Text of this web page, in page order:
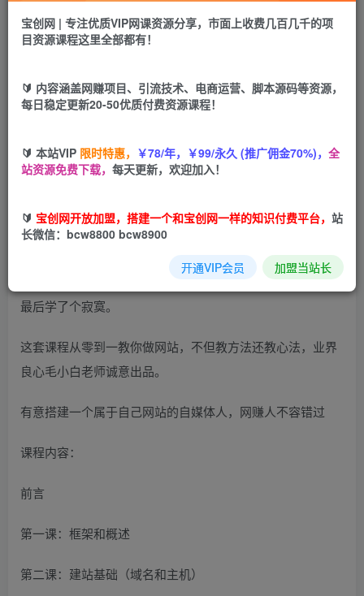
宝币9.9 宝币 19.9
立即购买
过
很多网上教你做网站的课程收费好几千。
最后学了个寂寞。
这套课程从零到一教你做网站，不但教方法还教心法，业界
良心毛小白老师诚意出品。
有意搭建一个属于自己网站的自媒体人，网赚人不容错过
课程内容：
前言
第一课：框架和概述
第二课：建站基础（域名和主机）
宝创网 | 专注优质VIP网课资源分享，市面上收费几百几千的项
目资源课程这里全部都有！
🔰 内容涵盖网赚项目、引流技术、电商运营、脚本源码等资源，
每日稳定更新20-50优质付费资源课程！
🔰 本站VIP 限时特惠， ￥78/年，￥99/永久 (推广佣金70%)， 全
站资源免费下载， 每天更新，欢迎加入！
🔰 宝创网开放加盟，搭建一个和宝创网一样的知识付费平台， 站
长微信：bcw8800 bcw8900
开通VIP会员 加盟当站长